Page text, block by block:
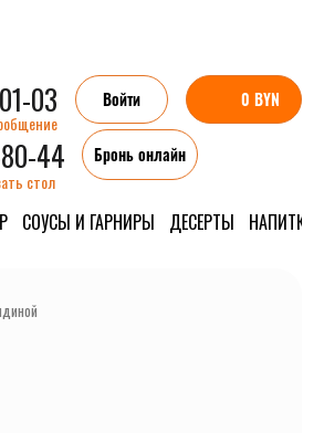
03
44
Бронь онлайн
стол
Войти 0 BYN
СОУСЫ И ГАРНИРЫ ДЕСЕРТЫ НАПИТКИ